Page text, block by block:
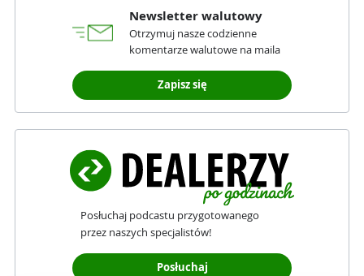
Newsletter walutowy
Otrzymuj nasze codzienne
komentarze walutowe na maila
Zapisz się
Posłuchaj podcastu przygotowanego
przez naszych specjalistów!
Posłuchaj